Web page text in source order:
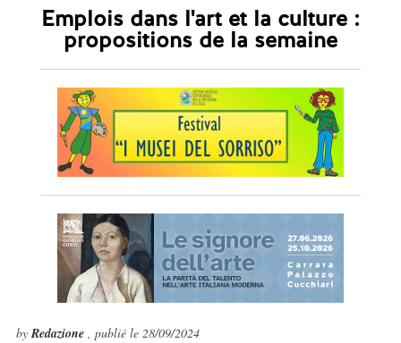
Emplois dans l'art et la culture :
propositions de la semaine
byRedazione , publié le 28/09/2024